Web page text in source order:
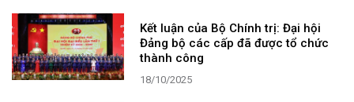
Kết luận của Bộ Chính trị: Đại hội
Đảng bộ các cấp đã được tổ chức
thành công
18/10/2025